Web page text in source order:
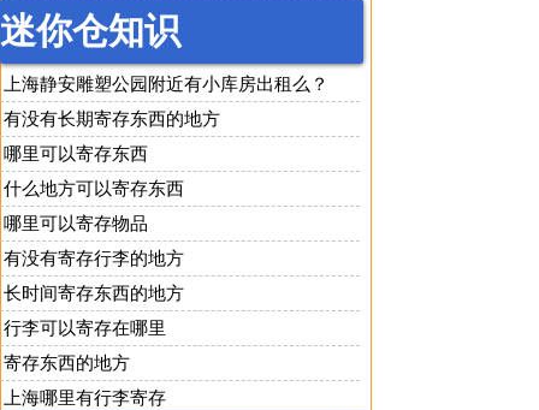
方式
迷你仓知识
上海静安雕塑公园附近有小库房出租么？
有没有长期寄存东西的地方
哪里可以寄存东西
什么地方可以寄存东西
哪里可以寄存物品
有没有寄存行李的地方
长时间寄存东西的地方
行李可以寄存在哪里
寄存东西的地方
上海哪里有行李寄存